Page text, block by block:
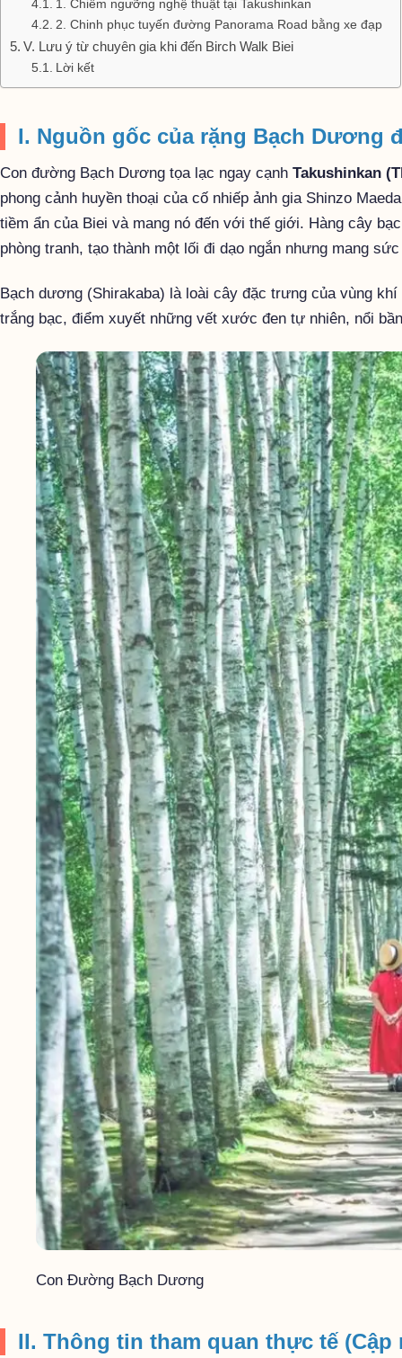
1. Chiêm ngưỡng nghệ thuật tại Takushinkan
2. Chinh phục tuyến đường Panorama Road bằng xe đạp
V. Lưu ý từ chuyên gia khi đến Birch Walk Biei
Lời kết
I. Nguồn gốc của rặng Bạch Dương
Con đường Bạch Dương tọa lạc ngay cạnh Takushinkan
phong cảnh huyền thoại của cố nhiếp ảnh gia Shinzo
tiềm ẩn của Biei và mang nó đến với thế giới. Hàng cây
phòng tranh, tạo thành một lối đi dạo ngắn nhưng mang
Bạch dương (Shirakaba) là loài cây đặc trưng của vùng
trắng bạc, điểm xuyết những vết xước đen tự nhiên, nổi
Con Đường Bạch Dương
II. Thông tin tham quan thực tế (Cập